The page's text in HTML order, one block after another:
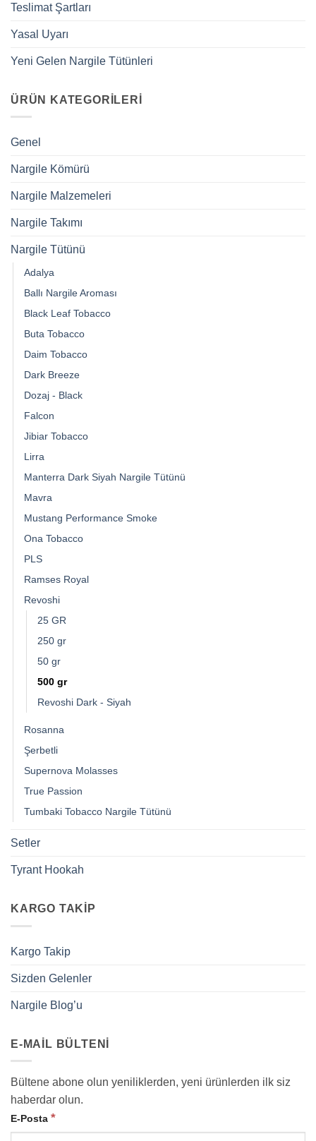
Teslimat Şartları
Yasal Uyarı
Yeni Gelen Nargile Tütünleri
ÜRÜN KATEGORILERI
Genel
Nargile Kömürü
Nargile Malzemeleri
Nargile Takımı
Nargile Tütünü
Adalya
Ballı Nargile Aroması
Black Leaf Tobacco
Buta Tobacco
Daim Tobacco
Dark Breeze
Dozaj - Black
Falcon
Jibiar Tobacco
Lirra
Manterra Dark Siyah Nargile Tütünü
Mavra
Mustang Performance Smoke
Ona Tobacco
PLS
Ramses Royal
Revoshi
25 GR
250 gr
50 gr
500 gr
Revoshi Dark - Siyah
Rosanna
Şerbetli
Supernova Molasses
True Passion
Tumbaki Tobacco Nargile Tütünü
Setler
Tyrant Hookah
KARGO TAKIP
Kargo Takip
Sizden Gelenler
Nargile Blog’u
E-MAIL BÜLTENI
Bültene abone olun yeniliklerden, yeni ürünlerden ilk siz
haberdar olun.
E-Posta *